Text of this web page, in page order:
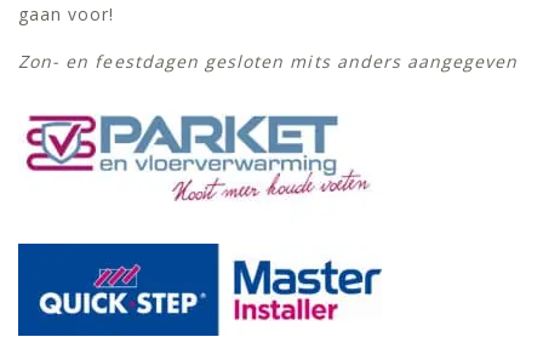
gaan voor!
Zon- en feestdagen gesloten mits anders aangegeven